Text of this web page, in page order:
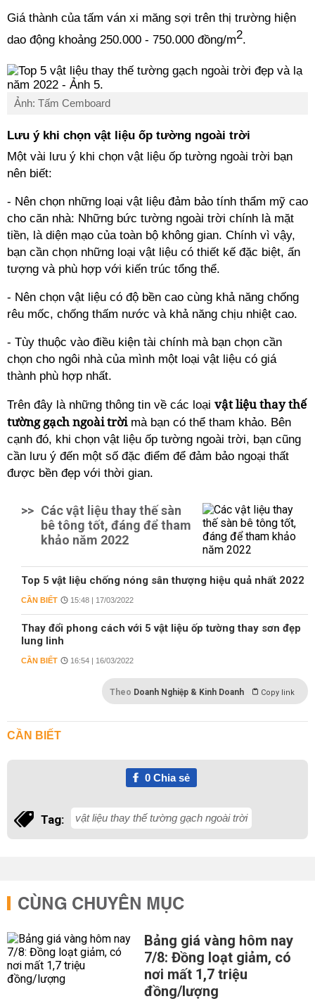
Giá thành của tấm ván xi măng sợi trên thị trường hiện
dao động khoảng 250.000 - 750.000 đồng/m2.
Ảnh: Tấm Cemboard
Lưu ý khi chọn vật liệu ốp tường ngoài trời
Một vài lưu ý khi chọn vật liệu ốp tường ngoài trời bạn
nên biết:
- Nên chọn những loại vật liệu đảm bảo tính thẩm mỹ cao
cho căn nhà: Những bức tường ngoài trời chính là mặt
tiền, là diện mạo của toàn bộ không gian. Chính vì vậy,
bạn cần chọn những loại vật liệu có thiết kế đặc biệt, ấn
tượng và phù hợp với kiến trúc tổng thể.
- Nên chọn vật liệu có độ bền cao cùng khả năng chống
rêu mốc, chống thấm nước và khả năng chịu nhiệt cao.
- Tùy thuộc vào điều kiện tài chính mà bạn chọn cần
chọn cho ngôi nhà của mình một loại vật liệu có giá
thành phù hợp nhất.
Trên đây là những thông tin về các loại vật liệu thay thế
tường gạch ngoài trờimà bạn có thể tham khảo. Bên
cạnh đó, khi chọn vật liệu ốp tường ngoài trời, bạn cũng
cần lưu ý đến một số đặc điểm để đảm bảo ngoại thất
được bền đẹp với thời gian.
>> Các vật liệu thay thế sàn
bê tông tốt, đáng để tham
khảo năm 2022
Top 5 vật liệu chống nóng sân thượng hiệu quả nhất 2022
CẦN BIẾT 15:48 | 17/03/2022
Thay đổi phong cách với 5 vật liệu ốp tường thay sơn đẹp
lung linh
CẦN BIẾT 16:54 | 16/03/2022
Theo Doanh Nghiệp & Kinh Doanh Copy link
CẦN BIẾT
0Chia sẻ
Tag: vật liệu thay thế tường gạch ngoài trời
CÙNG CHUYÊN MỤC
Bảng giá vàng hôm nay
7/8: Đồng loạt giảm, có
nơi mất 1,7 triệu
đồng/lượng